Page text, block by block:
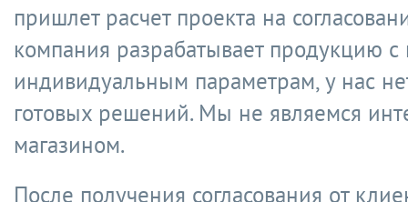
пришлет расчет проекта на
компания разрабатывает продукцию с
индивидуальным параметрам, у нас
готовых решений. Мы не являемся
магазином.
После получения согласования от